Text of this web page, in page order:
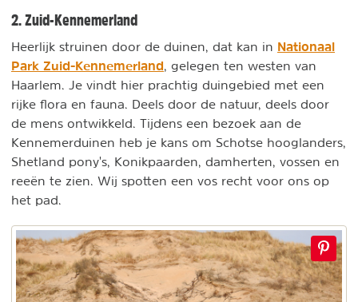
2. Zuid-Kennemerland
Heerlijk struinen door de duinen, dat kan in Nationaal
Park Zuid-Kennemerland, gelegen ten westen van
Haarlem. Je vindt hier prachtig duingebied met een
rijke flora en fauna. Deels door de natuur, deels door
de mens ontwikkeld. Tijdens een bezoek aan de
Kennemerduinen heb je kans om Schotse hooglanders,
Shetland pony's, Konikpaarden, damherten, vossen en
reeën te zien. Wij spotten een vos recht voor ons op
het pad.